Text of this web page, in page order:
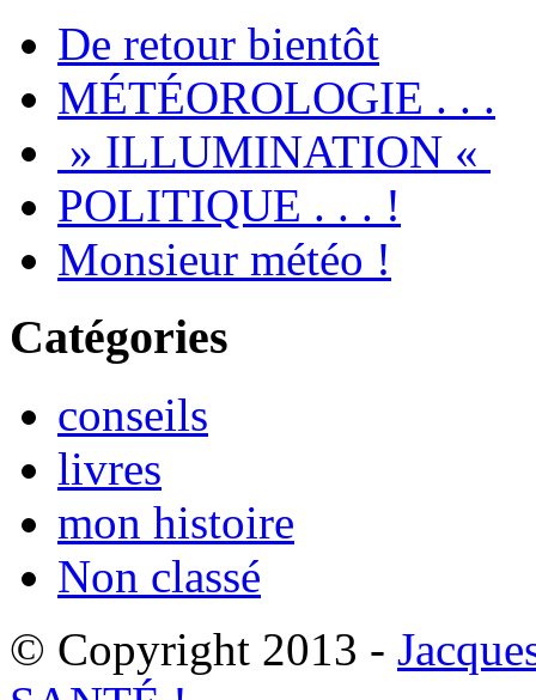
De retour bientôt
MÉTÉOROLOGIE . . .
» ILLUMINATION «
POLITIQUE . . . !
Monsieur météo !
Catégories
conseils
livres
mon histoire
Non classé
© Copyright 2013 -